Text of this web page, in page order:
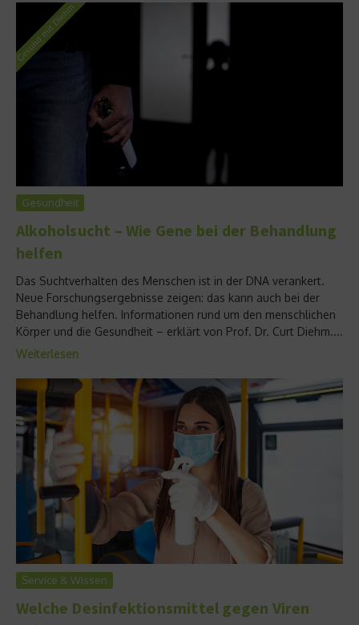
Gesundheit
Alkoholsucht – Wie Gene bei der Behandlung
helfen
Das Suchtverhalten des Menschen ist in der DNA verankert.
Neue Forschungsergebnisse zeigen: das kann auch bei der
Behandlung helfen. Informationen rund um den menschlichen
Körper und die Gesundheit – erklärt von Prof. Dr. Curt Diehm....
Weiterlesen
Service & Wissen
Welche Desinfektionsmittel gegen Viren